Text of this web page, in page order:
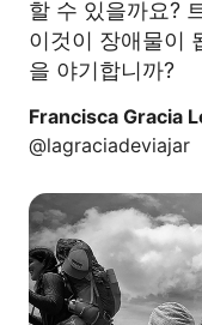
할 수 있을까요?
이것이 장애물이
을 야기합니까?
Francisca Gracia
@lagraciadeviajar